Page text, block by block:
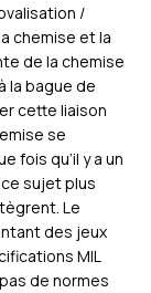
/
chemise et la
de la chemise
la bague de
cette liaison
se
fois qu’il y a un
sujet plus
Le
des jeux
MIL
de normes